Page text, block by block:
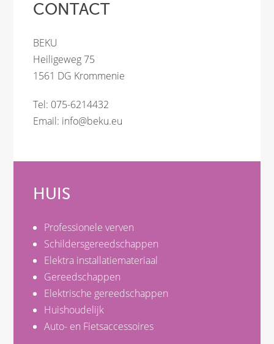
CONTACT
BEKU
Heiligeweg 75
1561 DG Krommenie
Tel: 075-6214432
Email: info@beku.eu
HUIS
Professionele verven
Schildersgereedschappen
Elektra installatiemateriaal
Gereedschappen
Elektrische gereedschappen
Huishoudelijk
Auto- en Fietsaccessoires